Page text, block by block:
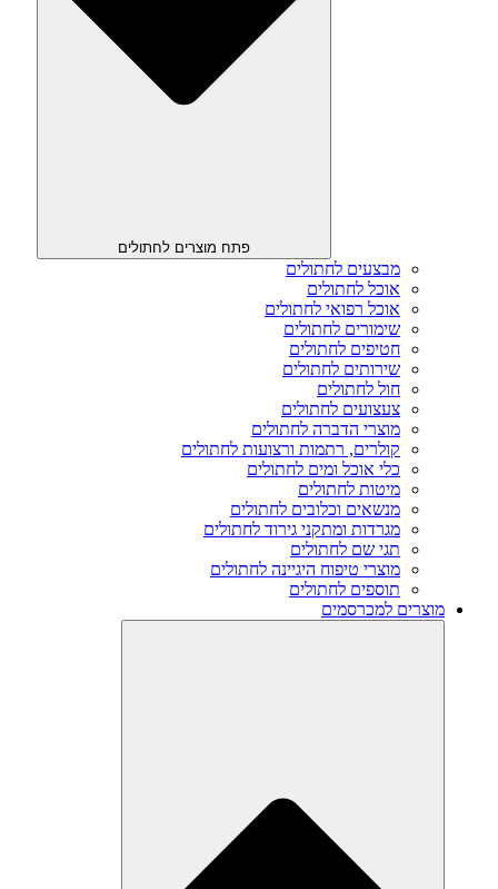
פתח מוצרים לחתולים
מבצעים לחתולים
אוכל לחתולים
אוכל רפואי לחתולים
שימורים לחתולים
חטיפים לחתולים
שירותים לחתולים
חול לחתולים
צעצועים לחתולים
מוצרי הדברה לחתולים
קולרים, רתמות ורצועות לחתולים
כלי אוכל ומים לחתולים
מיטות לחתולים
מנשאים וכלובים לחתולים
מגרדות ומתקני גירוד לחתולים
תגי שם לחתולים
מוצרי טיפוח היגיינה לחתולים
תוספים לחתולים
מוצרים למכרסמים